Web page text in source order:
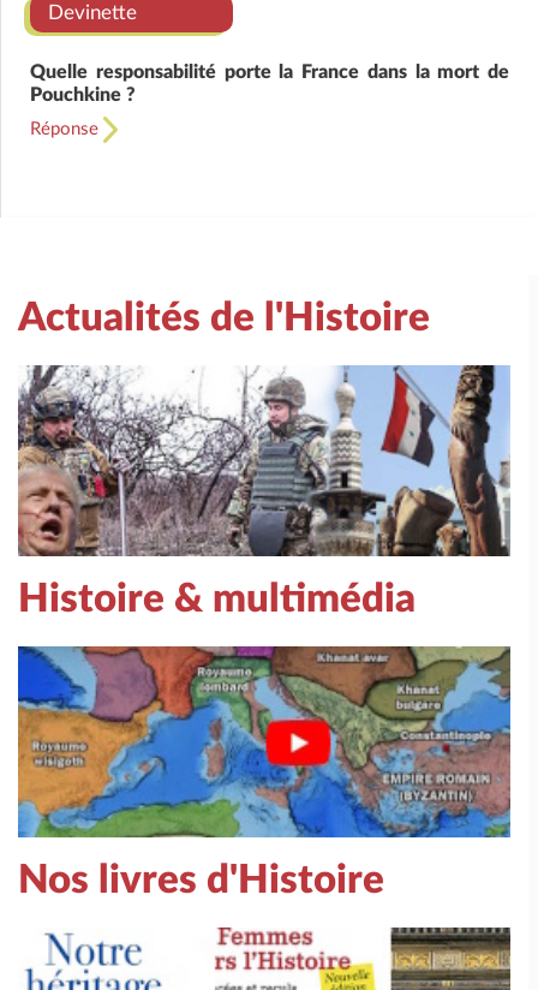
Devinette
Quelle responsabilité porte la France dans la mort de
Pouchkine ?
Réponse
Actualités de l'Histoire
Histoire & multimédia
Nos livres d'Histoire